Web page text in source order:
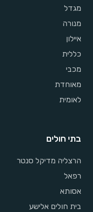
מגדל
מנורה
איילון
כללית
מכבי
מאוחדת
לאומית
בתי חולים
הרצליה מדיקל סנטר
רפאל
אסותא
בית חולים אלישע